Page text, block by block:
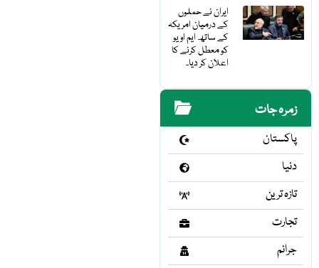
ایران نے حملوں
کے درمیان امریکہ
کے ساتھ ایم او یو
کو معطل کرنے کا
اعلان کر دیا۔
زمرہ جات
پاکستان
دنیا
تازہ ترین
تجارت
جرائم